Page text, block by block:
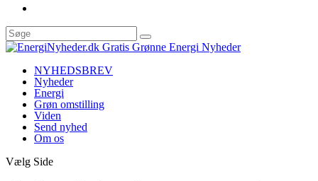
NYHEDSBREV
Nyheder
Energi
Grøn omstilling
Viden
Send nyhed
Om os
Vælg Side